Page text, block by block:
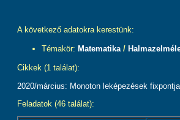
A következő adatokra kerestünk:
Témakör: Matematika/
Cikkek (1 találat):
2020/március: Monoton leképezések
Feladatok (46 találat):